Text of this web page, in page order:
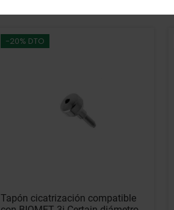
-20% DTO
Tapón cicatrización compatible